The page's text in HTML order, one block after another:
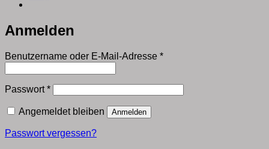
Anmelden
Benutzername oder E-Mail-Adresse *Erforderlich
Passwort*Erforderlich
Angemeldet bleiben Anmelden
Passwort vergessen?